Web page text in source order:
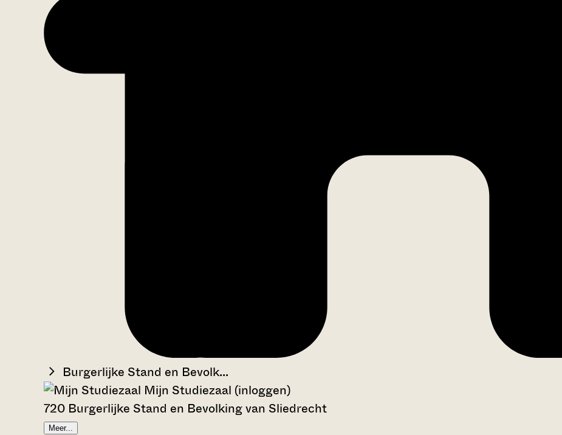
Burgerlijke Stand en Bevolk...
Mijn Studiezaal (inloggen)
720 Burgerlijke Stand en Bevolking van Sliedrecht
Meer...